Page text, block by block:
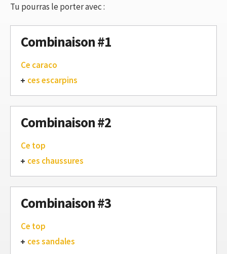
Tu pourras le porter avec :
Combinaison #1
Ce caraco
ces escarpins
Combinaison #2
Ce top
ces chaussures
Combinaison #3
Ce top
ces sandales